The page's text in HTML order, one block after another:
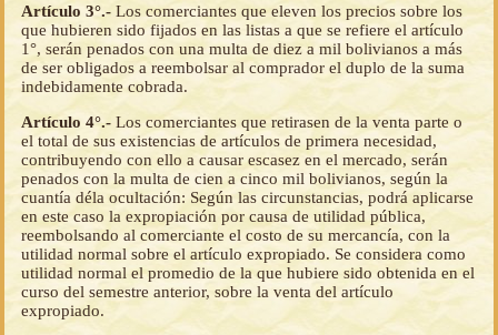
Artículo 3°.- Los comerciantes que eleven los precios sobre los
que hubieren sido fijados en las listas a que se refiere el artículo
1°, serán penados con una multa de diez a mil bolivianos a más
de ser obligados a reembolsar al comprador el duplo de la suma
indebidamente cobrada.
Artículo 4°.- Los comerciantes que retirasen de la venta parte o
el total de sus existencias de artículos de primera necesidad,
contribuyendo con ello a causar escasez en el mercado, serán
penados con la multa de cien a cinco mil bolivianos, según la
cuantía déla ocultación: Según las circunstancias, podrá aplicarse
en este caso la expropiación por causa de utilidad pública,
reembolsando al comerciante el costo de su mercancía, con la
utilidad normal sobre el artículo expropiado. Se considera como
utilidad normal el promedio de la que hubiere sido obtenida en el
curso del semestre anterior, sobre la venta del artículo
expropiado.